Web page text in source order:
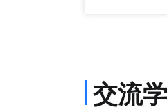
交流